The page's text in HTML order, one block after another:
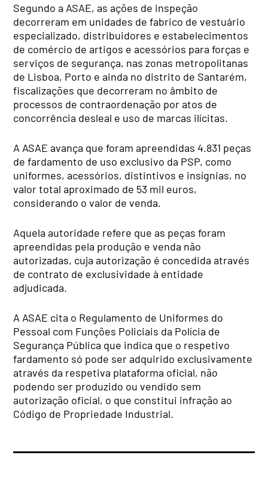
Segundo a ASAE, as ações de inspeção
decorreram em unidades de fabrico de vestuário
especializado, distribuidores e estabelecimentos
de comércio de artigos e acessórios para forças e
serviços de segurança, nas zonas metropolitanas
de Lisboa, Porto e ainda no distrito de Santarém,
fiscalizações que decorreram no âmbito de
processos de contraordenação por atos de
concorrência desleal e uso de marcas ilícitas.
A ASAE avança que foram apreendidas 4.831 peças
de fardamento de uso exclusivo da PSP, como
uniformes, acessórios, distintivos e insígnias, no
valor total aproximado de 53 mil euros,
considerando o valor de venda.
Aquela autoridade refere que as peças foram
apreendidas pela produção e venda não
autorizadas, cuja autorização é concedida através
de contrato de exclusividade à entidade
adjudicada.
A ASAE cita o Regulamento de Uniformes do
Pessoal com Funções Policiais da Polícia de
Segurança Pública que indica que o respetivo
fardamento só pode ser adquirido exclusivamente
através da respetiva plataforma oficial, não
podendo ser produzido ou vendido sem
autorização oficial, o que constitui infração ao
Código de Propriedade Industrial.